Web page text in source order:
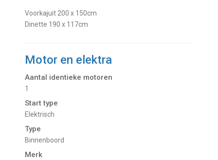
Voorkajuit 200 x 150cm
Dinette 190 x 117cm
Motor en elektra
Aantal identieke motoren
1
Start type
Elektrisch
Type
Binnenboord
Merk